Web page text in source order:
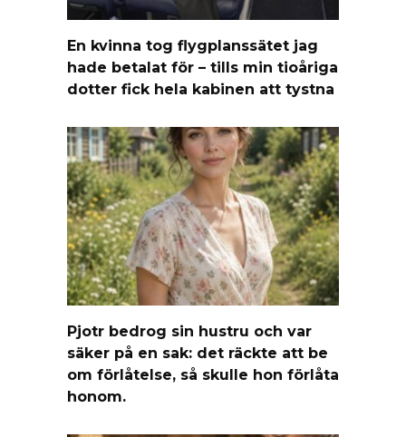
En kvinna tog flygplanssätet jag
hade betalat för – tills min tioåriga
dotter fick hela kabinen att tystna
Pjotr bedrog sin hustru och var
säker på en sak: det räckte att be
om förlåtelse, så skulle hon förlåta
honom.